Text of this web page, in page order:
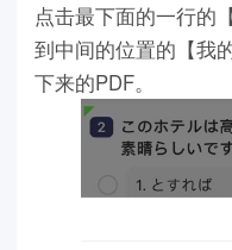
点击最下面的一行的
到中间的位置的【我
下来的PDF。